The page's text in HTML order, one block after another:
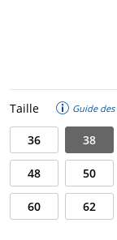
Taille Guide
36 38
48 50
60 62